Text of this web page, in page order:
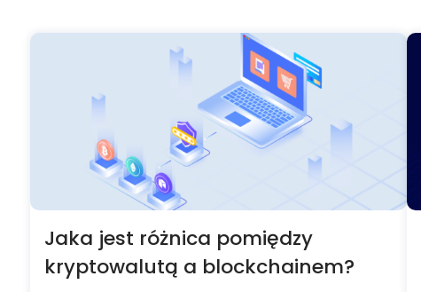
Jaka jest różnica pomiędzy
kryptowalutą a blockchainem?